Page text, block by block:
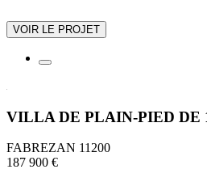
VOIR LE PROJET
VILLA DE PLAIN-PIED DE
FABREZAN 11200
187 900 €